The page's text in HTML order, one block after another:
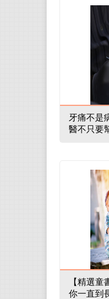
牙痛不是
醫不只要
【精選
你一直到